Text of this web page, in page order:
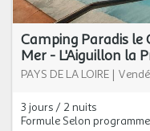
Camping Paradis le
Mer - L'Aiguillon la
PAYS DE LA LOIRE |
3 jours / 2 nuits
Formule Selon programme